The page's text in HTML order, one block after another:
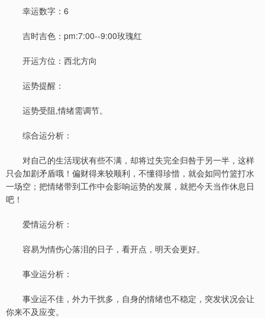
幸运数字：6
吉时吉色：pm:7:00--9:00玫瑰红
开运方位：西北方向
运势提醒：
运势受阻,情绪需调节。
综合运分析：
对自己的生活现状有些不满，却将过失完全归咎于另一半，这样
只会加剧矛盾哦！偏财得来较顺利，不懂得珍惜，就会如同竹篮打水
一场空；把情绪带到工作中会影响运势的发展，就把今天当作休息日
吧！
爱情运分析：
容易为情伤心落泪的日子，看开点，明天会更好。
事业运分析：
事业运不佳，外力干扰多，自身的情绪也不稳定，突发状况会让
你来不及应变。